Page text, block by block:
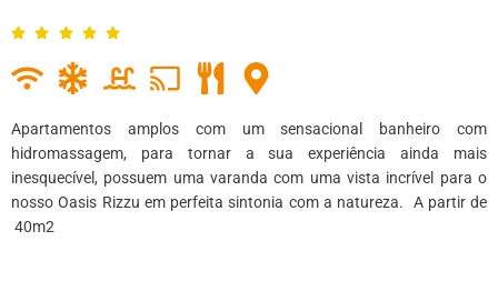
Apartamentos amplos com um sensacional banheiro com
hidromassagem, para tornar a sua experiência ainda mais
inesquecível, possuem uma varanda com uma vista incrível para o
nosso Oasis Rizzu em perfeita sintonia com a natureza. A partir de
40m2